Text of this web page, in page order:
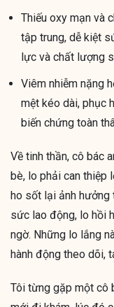
Thiếu oxy mạn và
tập trung, dễ kiệt
lực và chất lượng
Viêm nhiễm nặng
mệt kéo dài, phục
biến chứng toàn
Về tinh thần, cô bác
bè, lo phải can thiệp
ho sốt lại ảnh
sức lao động, lo hồi
ngờ. Những lo lắng
hành động theo dõi,
Tôi từng gặp một cô